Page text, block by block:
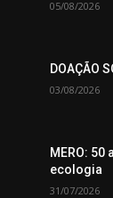
05/08/2026
DOAÇÃO
03/08/2026
MERO: 50
ecologia
31/07/2026